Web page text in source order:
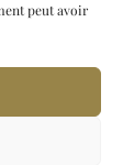
peut avoir
de